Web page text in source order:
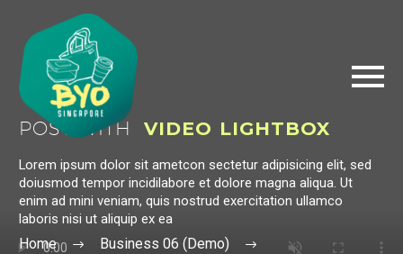
POST WITH VIDEO LIGHTBOX
Lorem ipsum dolor sit ametcon sectetur adipisicing elit, sed
doiusmod tempor incidilabore et dolore magna aliqua. Ut
enim ad mini veniam, quis nostrud exercitation ullamco
laboris nisi ut aliquip ex ea
Home
Business 06 (Demo)